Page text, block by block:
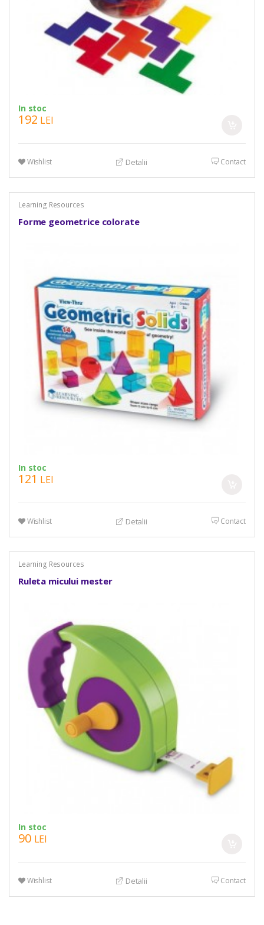
In stoc
192 LEI
Wishlist Detalii Contact
Learning Resources
Forme geometrice colorate
In stoc
121 LEI
Wishlist Detalii Contact
Learning Resources
Ruleta micului mester
In stoc
90 LEI
Wishlist Detalii Contact